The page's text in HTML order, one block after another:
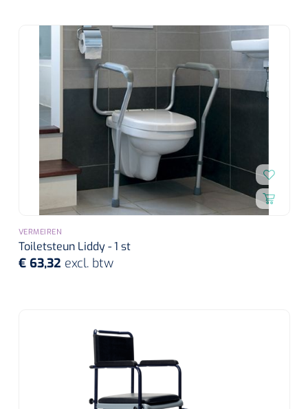
VERMEIREN
Toiletsteun Liddy - 1 st
€ 63,32 excl. btw